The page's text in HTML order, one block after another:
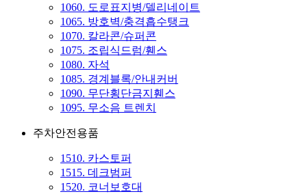
1060. 도로표지병/델리네이트
1065. 방호벽/충격흡수탱크
1070. 칼라콘/슈퍼콘
1075. 조립식드럼/휀스
1080. 자석
1085. 경계블록/안내커버
1090. 무단횡단금지휀스
1095. 무소음 트렌치
주차안전용품
1510. 카스토퍼
1515. 데크범퍼
1520. 코너보호대